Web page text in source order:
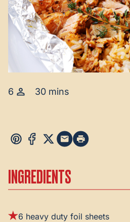
6 30 mins
INGREDIENTS
6 heavy duty foil sheets